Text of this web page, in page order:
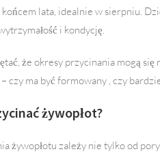
lata, idealnie w sierpniu.
i kondycję.
że okresy przycinania mogą
– czy ma być formowany , czy
żywopłot?
żywopłotu zależy nie tylko od